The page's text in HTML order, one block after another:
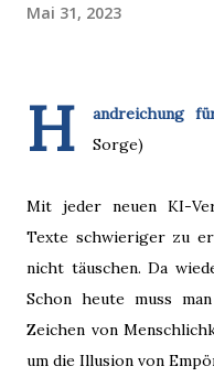
Mai 31, 2023
H andreichung
Sorge)
Mit jeder neuen KI-
Texte schwieriger zu
nicht täuschen. Da
Schon heute muss
Zeichen von
um die Illusion von